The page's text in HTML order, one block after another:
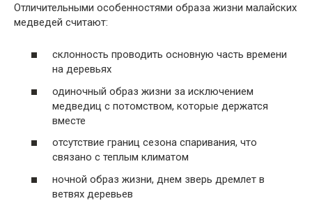
Отличительными особенностями образа жизни малайских
медведей считают:
склонность проводить основную часть времени
на деревьях
одиночный образ жизни за исключением
медведиц с потомством, которые держатся
вместе
отсутствие границ сезона спаривания, что
связано с теплым климатом
ночной образ жизни, днем зверь дремлет в
ветвях деревьев